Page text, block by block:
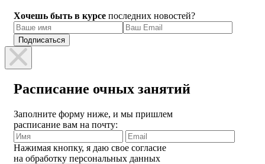
Хочешь быть в курсе последних новостей?
Расписание очных занятий
Заполните форму ниже, и мы пришлем
расписание вам на почту:
Нажимая кнопку, я даю свое согласие
на обработку персональных данных